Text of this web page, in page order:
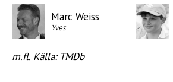
Marc Weiss
Yves
m.fl. Källa: TMDb